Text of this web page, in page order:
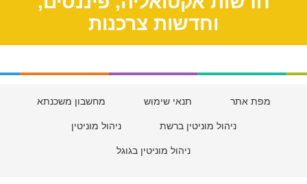
וחדשות צרכנות
מפת אתר תנאי שימוש מחשבון משכנתא
ניהול מוניטין ברשת ניהול מוניטין
ניהול מוניטין בגוגל